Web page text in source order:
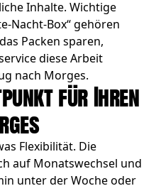
Inhalte. Wichtige
Nacht-Box“ gehören
Packen sparen,
diese Arbeit
nach Morges.
für Ihren
Flexibilität. Die
auf Monatswechsel und
unter der Woche oder